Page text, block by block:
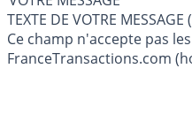
Ce champ n'accepte pas
FranceTransactions.com